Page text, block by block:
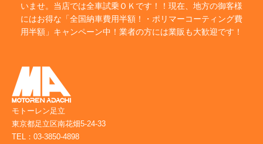
いませ。当店では全車試乗ＯＫです！！現在、地方の御客様
にはお得な「全国納車費用半額！・ポリマーコーティング費
用半額」キャンペーン中！業者の方には業販も大歓迎です！
モトーレン足立
東京都足立区南花畑5-24-33
TEL：03-3850-4898